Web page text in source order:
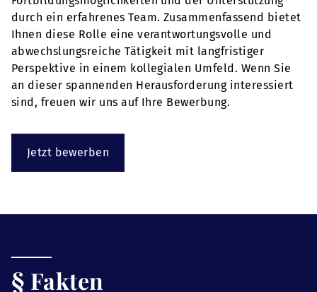
durch ein erfahrenes Team. Zusammenfassend bietet
Ihnen diese Rolle eine verantwortungsvolle und
abwechslungsreiche Tätigkeit mit langfristiger
Perspektive in einem kollegialen Umfeld. Wenn Sie
an dieser spannenden Herausforderung interessiert
sind, freuen wir uns auf Ihre Bewerbung.
Jetzt bewerben
§ Fakten